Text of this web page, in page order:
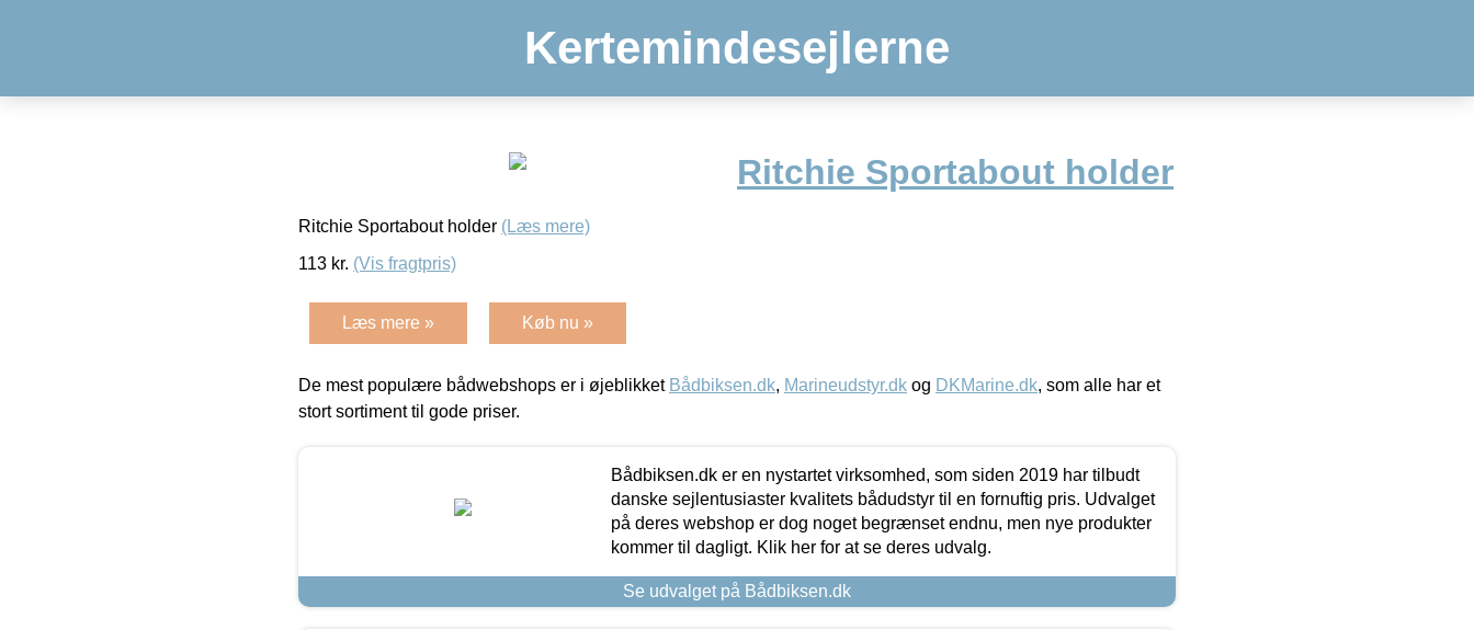
Kertemindesejlerne
Ritchie Sportabout holder
Ritchie Sportabout holder (Læs mere)
113 kr. (Vis fragtpris)
Læs mere » Køb nu »
De mest populære bådwebshops er i øjeblikket Bådbiksen.dk, Marineudstyr.dk og DKMarine.dk, som alle har et
stort sortiment til gode priser.
Bådbiksen.dk er en nystartet virksomhed, som siden 2019 har tilbudt
danske sejlentusiaster kvalitets bådudstyr til en fornuftig pris. Udvalget
på deres webshop er dog noget begrænset endnu, men nye produkter
kommer til dagligt. Klik her for at se deres udvalg.
Se udvalget på Bådbiksen.dk